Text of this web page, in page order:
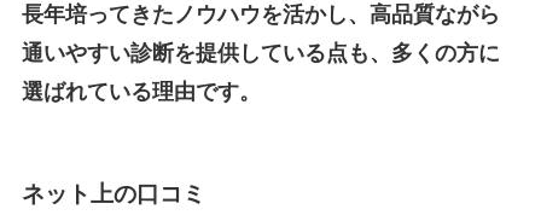
長年培ってきたノウハウを活かし、高品質ながら
通いやすい診断を提供している点も、多くの方に
選ばれている理由です。
ネット上の口コミ